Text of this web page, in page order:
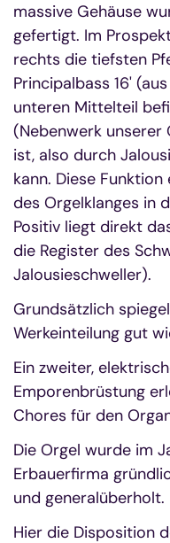
massive Gehäuse
gefertigt. Im
rechts die tiefsten
Principalbass 16'
unteren Mittelteil
(Nebenwerk unserer
ist, also durch
kann. Diese
des Orgelklanges in
Positiv liegt direkt
die Register des
Jalousieschweller).
Grundsätzlich
Werkeinteilung gut
Ein zweiter,
Emporenbrüstung
Chores für den
Die Orgel wurde im
Erbauerfirma
und generalüberholt.
Hier die Disposition